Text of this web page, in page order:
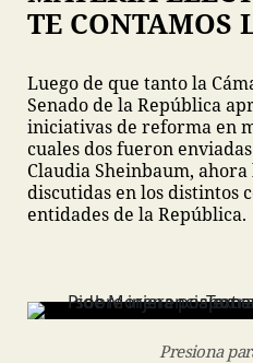
TE CONTAMOS
Luego de que tanto la
Senado de la República
iniciativas de reforma en
cuales dos fueron
Claudia Sheinbaum,
discutidas en los distintos
entidades de la República.
Presiona